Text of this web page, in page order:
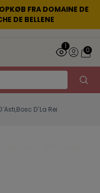
FRA DOMAINE DE
DE BELLENE
1
0
D´La Rei